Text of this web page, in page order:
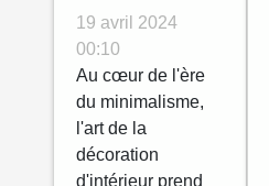
murales en
bois dans
une
décoration
minimaliste
19 avril 2024
00:10
Au cœur de l'ère
du minimalisme,
l'art de la
décoration
d'intérieur prend